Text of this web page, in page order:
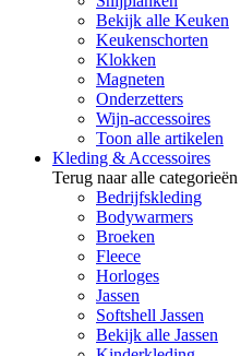
Bekijk alle Keuken
Keukenschorten
Klokken
Magneten
Onderzetters
Wijn-accessoires
Toon alle artikelen
Kleding & Accessoires
Terug naar alle categorieën
Bedrijfskleding
Bodywarmers
Broeken
Fleece
Horloges
Jassen
Softshell Jassen
Bekijk alle Jassen